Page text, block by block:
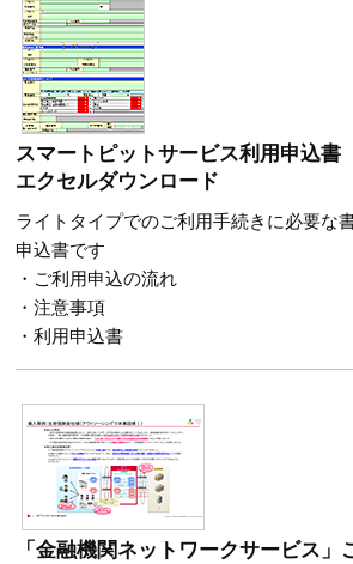
スマートピットサービス利用申込書
エクセルダウンロード
ライトタイプでのご利用手続きに必要な
申込書です
・ご利用申込の流れ
・注意事項
・利用申込書
「金融機関ネットワークサービス」